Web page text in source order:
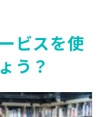
ビスを使
う？